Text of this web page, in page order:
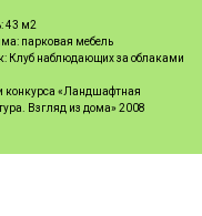
43 м2
парковая мебель
Клуб наблюдающих за облаками
конкурса «Ландшафтная
Взгляд из дома» 2008